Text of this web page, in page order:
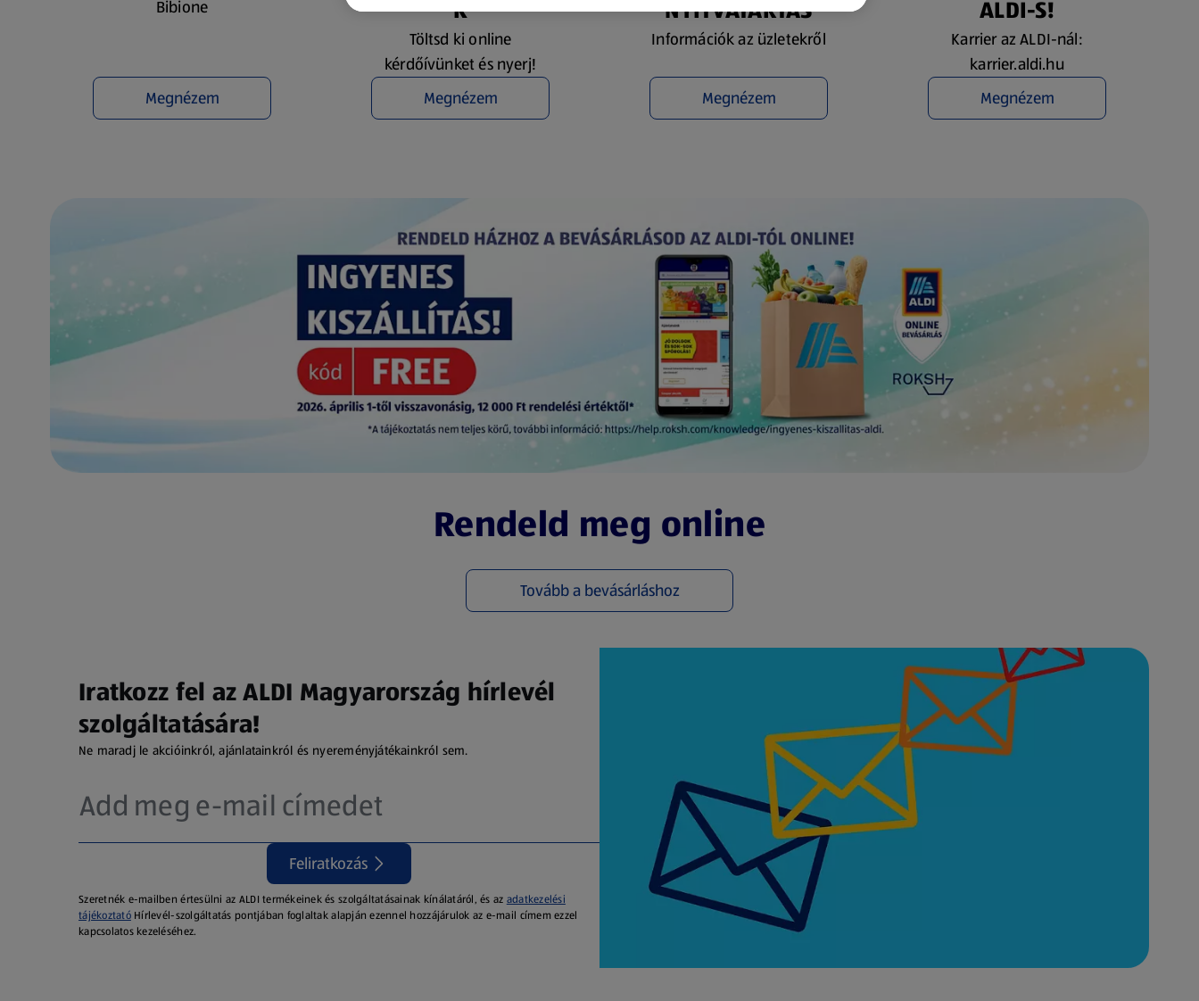
Bibione
Megnézem
K
Töltsd ki online
kérdőívünket és nyerj!
Megnézem
NYITVATARTÁS
Információk az üzletekről
Megnézem
ALDI-S!
Karrier az ALDI-nál:
karrier.aldi.hu
Megnézem
(új oldalon nyílik meg)
Rendeld meg online
Tovább a bevásárláshoz
(új oldalon nyílik meg)
Iratkozz fel az ALDI Magyarország hírlevél
szolgáltatására!
Ne maradj le akcióinkról, ajánlatainkról és nyereményjátékainkról sem.
Feliratkozás
Szeretnék e-mailben értesülni az ALDI termékeinek és szolgáltatásainak kínálatáról, és az adatkezelési
tájékoztatóHírlevél-szolgáltatás pontjában foglaltak alapján ezennel hozzájárulok az e-mail címem ezzel
kapcsolatos kezeléséhez.